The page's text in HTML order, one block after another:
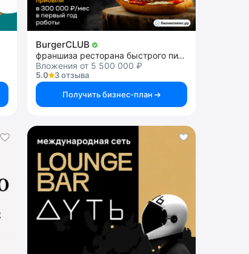
BurgerCLUB
франшиза ресторана быстрого питания
Вложения от 5 500 000 ₽
5.0
3 отзыва
Получить бизнес-план